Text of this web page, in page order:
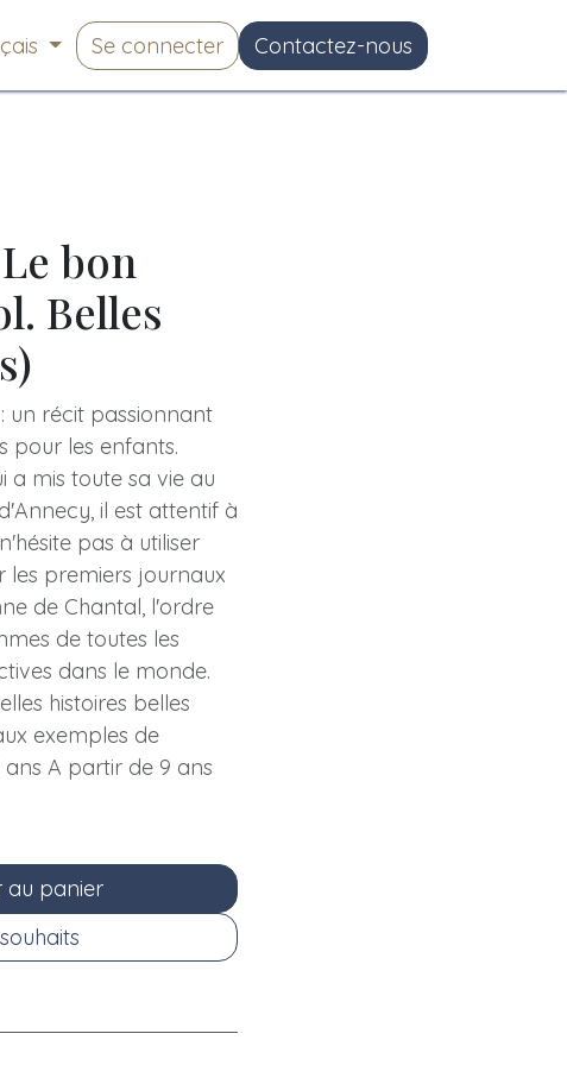
Se connecter Contactez-nous
bon
Belles
un récit passionnant
pour les enfants.
a mis toute sa vie au
il est attentif à
pas à utiliser
les premiers journaux
de Chantal, l'ordre
de toutes les
dans le monde.
histoires belles
exemples de
A partir de 9 ans
au panier